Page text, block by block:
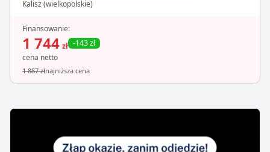
Kalisz (wielkopolskie)
Finansowanie:
1 744 zł -143 zł
cena netto
1 887 złnajniższa cena